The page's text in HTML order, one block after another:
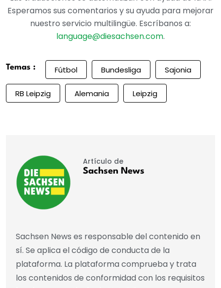
Esperamos sus comentarios y su ayuda para mejorar
nuestro servicio multilingüe. Escríbanos a:
language@diesachsen.com.
Temas : Fútbol Bundesliga Sajonia
RB Leipzig Alemania Leipzig
Artículo de
Sachsen News
Sachsen News es responsable del contenido en
sí. Se aplica el código de conducta de la
plataforma. La plataforma comprueba y trata
los contenidos de conformidad con los requisitos